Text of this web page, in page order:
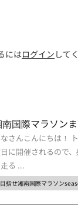
にはログイン して
国際マラソン
さんこんにちは！
に開催されるので
る ...
目指せ湘南国際マラソン